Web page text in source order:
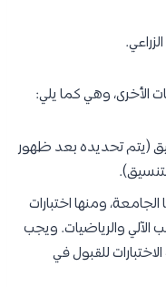
وهي كما يلي:
(يتم تحديده بعد ظهور
الجامعة، ومنها اختبارات
الآلي والرياضيات. ويجب
الاختبارات للقبول في